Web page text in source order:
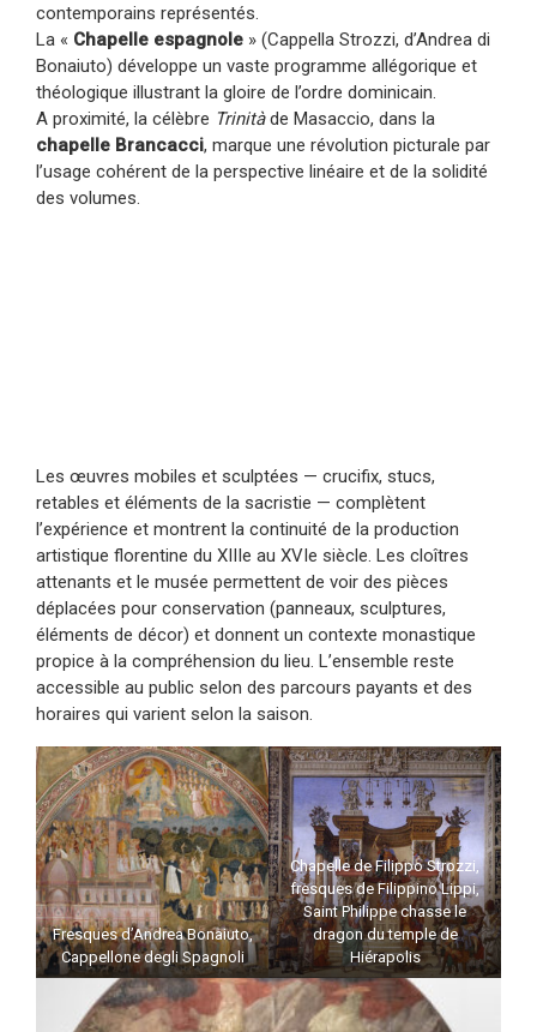
contemporains représentés.
La « Chapelle espagnole » (Cappella Strozzi, d’Andrea di
Bonaiuto) développe un vaste programme allégorique et
théologique illustrant la gloire de l’ordre dominicain.
A proximité, la célèbre Trinitàde Masaccio, dans la
chapelle Brancacci, marque une révolution picturale par
l’usage cohérent de la perspective linéaire et de la solidité
des volumes.
Les œuvres mobiles et sculptées — crucifix, stucs,
retables et éléments de la sacristie — complètent
l’expérience et montrent la continuité de la production
artistique florentine du XIIIe au XVIe siècle. Les cloîtres
attenants et le musée permettent de voir des pièces
déplacées pour conservation (panneaux, sculptures,
éléments de décor) et donnent un contexte monastique
propice à la compréhension du lieu. L’ensemble reste
accessible au public selon des parcours payants et des
horaires qui varient selon la saison.
Fresques d’Andrea Bonaiuto,
Cappellone degli Spagnoli
Chapelle de Filippo Strozzi,
fresques de Filippino Lippi,
Saint Philippe chasse le
dragon du temple de
Hiérapolis